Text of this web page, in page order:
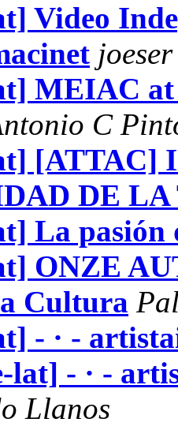
Video
MEIAC
C
[ATTAC]
DE LA
La pasión
ONZE
Cultura
- · -
lat] - · -
Llanos